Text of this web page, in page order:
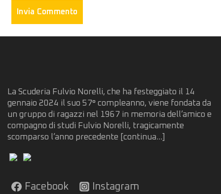
La Scuderia Fulvio Norelli, che ha festeggiato il 14
gennaio 2024 il suo 57° compleanno, viene fondata da
un gruppo di ragazzi nel 1967 in memoria dell’amico e
compagno di studi Fulvio Norelli, tragicamente
scomparso l’anno precedente
[continua...]
Facebook Instagram